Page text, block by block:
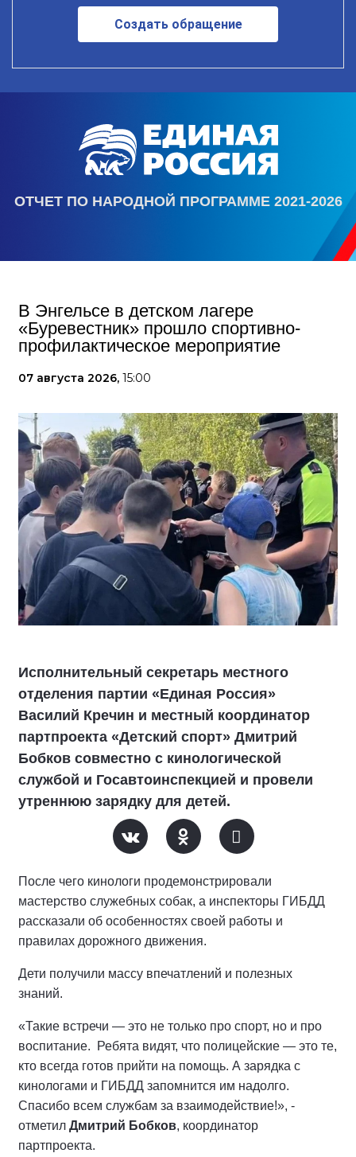
Создать обращение
ОТЧЕТ ПО НАРОДНОЙ ПРОГРАММЕ 2021-2026
В Энгельсе в детском лагере
«Буревестник» прошло спортивно-
профилактическое мероприятие
07 августа 2026, 15:00
Исполнительный секретарь местного
отделения партии «Единая Россия»
Василий Кречин и местный координатор
партпроекта «Детский спорт» Дмитрий
Бобков совместно с кинологической
службой и Госавтоинспекцией и провели
утреннюю зарядку для детей.
После чего кинологи продемонстрировали
мастерство служебных собак, а инспекторы ГИБДД
рассказали об особенностях своей работы и
правилах дорожного движения.
Дети получили массу впечатлений и полезных
знаний.
«Такие встречи — это не только про спорт, но и про
воспитание. Ребята видят, что полицейские — это те,
кто всегда готов прийти на помощь. А зарядка с
кинологами и ГИБДД запомнится им надолго.
Спасибо всем службам за взаимодействие!», -
отметил Дмитрий Бобков, координатор
партпроекта.